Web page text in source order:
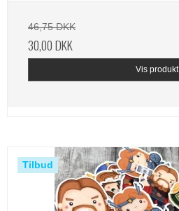
46,75 DKK
30,00 DKK
Vis produkt
Tilbud